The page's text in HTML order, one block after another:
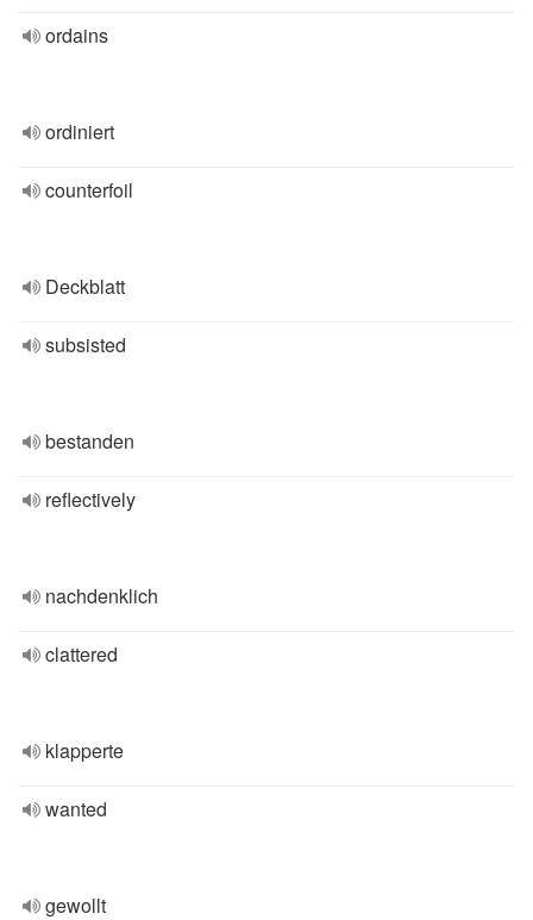
ordains
ordiniert
counterfoil
Deckblatt
subsisted
bestanden
reflectively
nachdenklich
clattered
klapperte
wanted
gewollt